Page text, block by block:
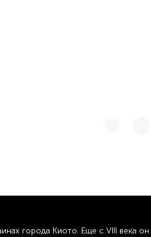
города Киото. Еще с VIII века